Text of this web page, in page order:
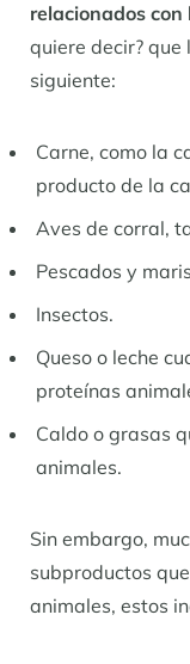
relacionados
quiere decir? que
siguiente:
Carne, como la
producto de la
Aves de corral,
Pescados y
Insectos.
Queso o leche
proteínas
Caldo o grasas
animales.
Sin embargo,
subproductos
animales, estos